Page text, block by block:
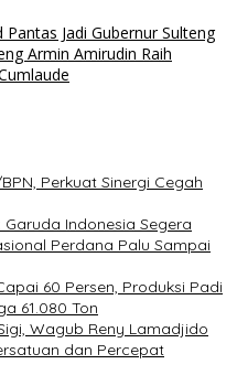
Pantas Jadi Gubernur Sulteng
Armin Amirudin Raih
Perkuat Sinergi Cegah
Indonesia Segera
Perdana Palu Sampai
60 Persen, Produksi Padi
61.080 Ton
Wagub Reny Lamadjido
dan Percepat